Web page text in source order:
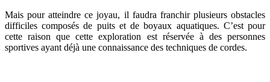
Mais pour atteindre ce joyau, il faudra franchir plusieurs obstacles
difficiles composés de puits et de boyaux aquatiques. C’est pour
cette raison que cette exploration est réservée à des personnes
sportives ayant déjà une connaissance des techniques de cordes.